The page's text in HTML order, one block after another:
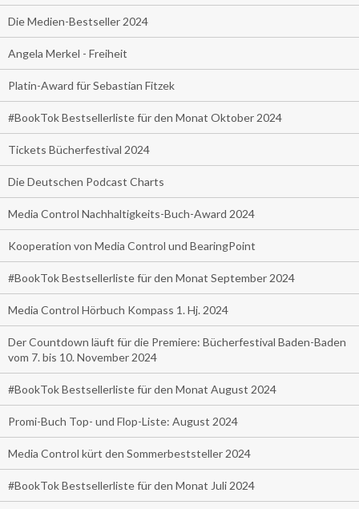
Die Medien-Bestseller 2024
Angela Merkel - Freiheit
Platin-Award für Sebastian Fitzek
#BookTok Bestsellerliste für den Monat Oktober 2024
Tickets Bücherfestival 2024
Die Deutschen Podcast Charts
Media Control Nachhaltigkeits-Buch-Award 2024
Kooperation von Media Control und BearingPoint
#BookTok Bestsellerliste für den Monat September 2024
Media Control Hörbuch Kompass 1. Hj. 2024
Der Countdown läuft für die Premiere: Bücherfestival Baden-Baden
vom 7. bis 10. November 2024
#BookTok Bestsellerliste für den Monat August 2024
Promi-Buch Top- und Flop-Liste: August 2024
Media Control kürt den Sommerbeststeller 2024
#BookTok Bestsellerliste für den Monat Juli 2024